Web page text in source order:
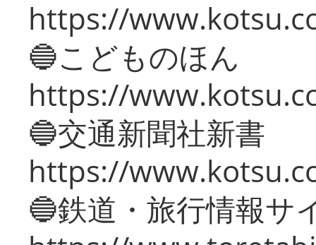
https://
🔵こどものほん
https://
🔵交通新聞社新書
https://
🔵鉄道・旅行情報サ